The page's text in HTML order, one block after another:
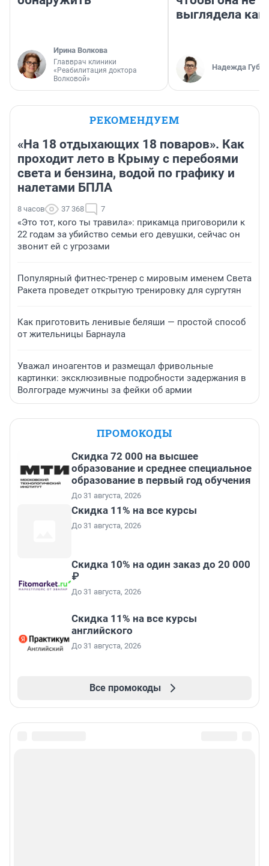
Ирина Волкова
Главврач клиники
«Реабилитация доктора
Волковой»
выглядела как
Надежда
РЕКОМЕНДУЕМ
«На 18 отдыхающих 18 поваров». Как
проходит лето в Крыму с перебоями
света и бензина, водой по графику и
налетами БПЛА
8 часов 37 368 7
«Это тот, кого ты травила»: прикамца приговорили к
22 годам за убийство семьи его девушки, сейчас он
звонит ей с угрозами
Популярный фитнес-тренер с мировым именем Света
Ракета проведет открытую тренировку для сургутян
Как приготовить ленивые беляши — простой способ
от жительницы Барнаула
Уважал иноагентов и размещал фривольные
картинки: эксклюзивные подробности задержания в
Волгограде мужчины за фейки об армии
ПРОМОКОДЫ
Скидка 72 000 на высшее
образование и среднее специальное
образование в первый год обучения
До 31 августа, 2026
Скидка 11% на все курсы
До 31 августа, 2026
Скидка 10% на один заказ до 20 000
₽
До 31 августа, 2026
Скидка 11% на все курсы
английского
До 31 августа, 2026
Все промокоды